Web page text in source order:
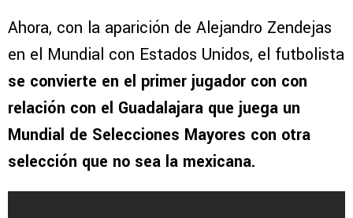
Ahora, con la aparición de Alejandro Zendejas
en el Mundial con Estados Unidos, el futbolista
se convierte en el primer jugador con con
relación con el Guadalajara que juega un
Mundial de Selecciones Mayores con otra
selección que no sea la mexicana.